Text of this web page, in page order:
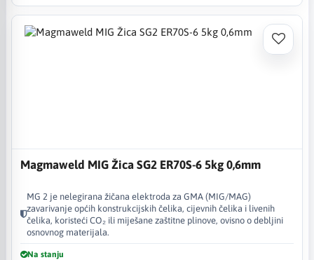
Magmaweld MIG Žica SG2 ER70S-6 5kg 0,6mm
MG 2 je nelegirana žičana elektroda za GMA (MIG/MAG)
zavarivanje općih konstrukcijskih čelika, cijevnih čelika i livenih
čelika, koristeći CO₂ ili miješane zaštitne plinove, ovisno o debljini
osnovnog materijala.
Na stanju